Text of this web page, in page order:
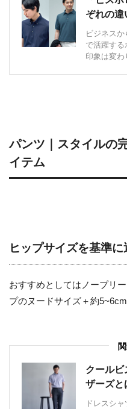
ぞれの違
ビジネス
で活躍す
印象は変
パンツ｜スタイルの
イテム
ヒップサイズを基準に
おすすめとしてはノープリ
プのヌードサイズ＋約
クールビ
ザーズと
ドレスシ